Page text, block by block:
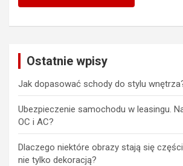
Ostatnie wpisy
Jak dopasować schody do stylu
Ubezpieczenie samochodu w leasingu.
OC i AC?
Dlaczego niektóre obrazy stają się
nie tylko dekoracją?